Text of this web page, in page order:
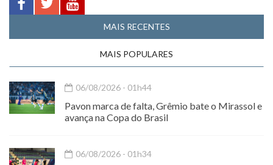
MAIS RECENTES
MAIS POPULARES
06/08/2026 - 01h44
Pavon marca de falta, Grêmio bate o Mirassol e
avança na Copa do Brasil
06/08/2026 - 01h34